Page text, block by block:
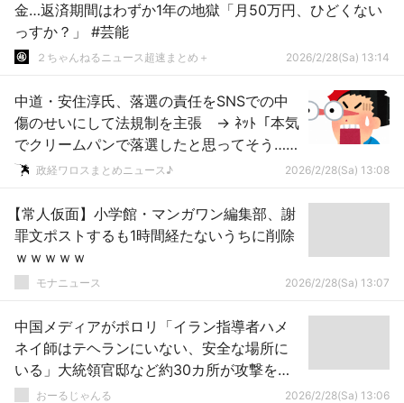
金…返済期間はわずか1年の地獄「月50万円、ひどくない
っすか？」 #芸能
２ちゃんねるニュース超速まとめ＋ 2026/2/28(Sa) 13:14
中道・安住淳氏、落選の責任をSNSでの中
傷のせいにして法規制を主張 → ﾈｯﾄ「本気
でクリームパンで落選したと思ってそう…」
ｗｗｗｗｗｗｗｗｗｗｗｗｗｗｗｗｗ
政経ワロスまとめニュース♪ 2026/2/28(Sa) 13:08
【常人仮面】小学館・マンガワン編集部、謝
罪文ポストするも1時間経たないうちに削除
ｗｗｗｗｗ
モナニュース 2026/2/28(Sa) 13:07
中国メディアがポロリ「イラン指導者ハメ
ネイ師はテヘランにいない、安全な場所に
いる」大統領官邸など約30カ所が攻撃を受
けたおーるじゃんる 2026/2/28(Sa) 13:06